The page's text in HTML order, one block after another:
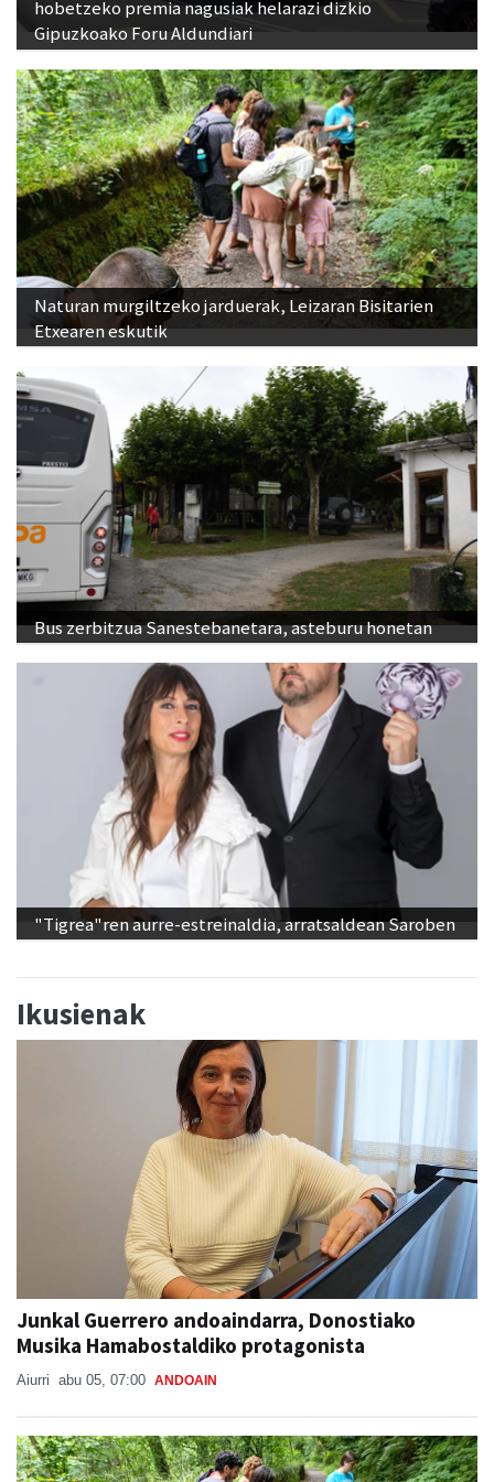
Naturan murgiltzeko jarduerak, Leizaran Bisitarien
Etxearen eskutik
Bus zerbitzua Sanestebanetara, asteburu honetan
"Tigrea"ren aurre-estreinaldia, arratsaldean Saroben
Junkal Guerrero andoaindarra, Donostiako
Musika Hamabostaldiko protagonista
Aiurri abu 05, 07:00 ANDOAIN